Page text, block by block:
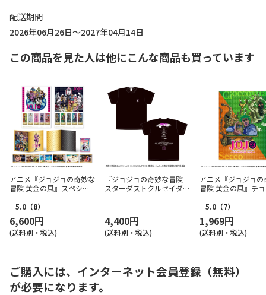
配送期間
2026年06月26日～2027年04月14日
この商品を見た人は他にこんな商品も買っています
アニメ『ジョジョの奇妙な
冒険 黄金の風』スペシャ
5.0 （8）
6,600円
(送料別・税込)
『ジョジョの奇妙な冒険
スターダストクルセイダー
4,400円
(送料別・税込)
アニメ『ジョジョの
冒険 黄金の風』チ
ーホルダー
5.0 （7）
1,969円
(送料別・税込)
ご購入には、インターネット会員登録（無料）
が必要になります。